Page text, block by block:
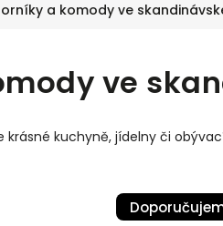
Stolky skladem
Zahradní nábytek
skladem
Textílie skladem
a komody ve
ve
krásné kuchyně, jídelny či